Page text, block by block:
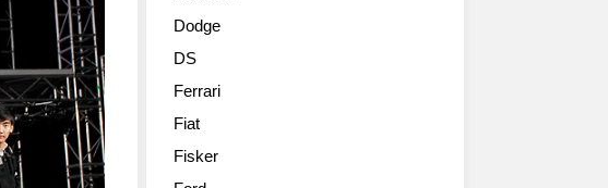
Dodge
DS
Ferrari
Fiat
Fisker